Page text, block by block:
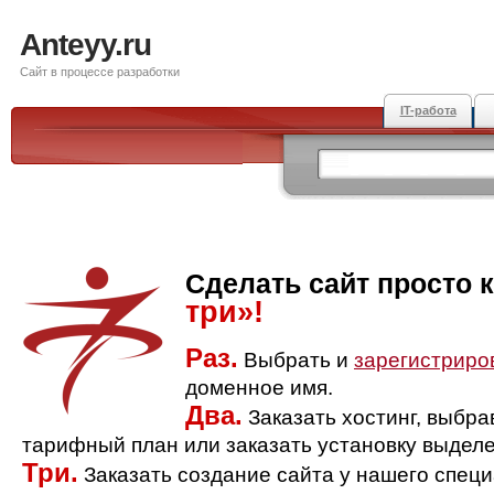
Anteyy.ru
Сайт в процессе разработки
IT-работа
Сделать сайт просто
три»!
Раз. Выбрать и
доменное имя.
Два. Заказать хостинг,
тарифный план или заказать установку
Три. Заказать создание сайта у нашего